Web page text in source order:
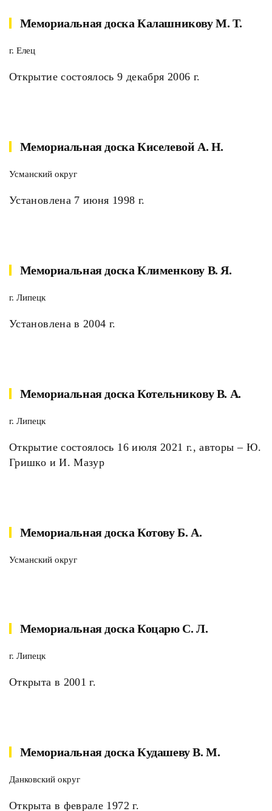
Мемориальная доска Калашникову М. Т.
г. Елец
Открытие состоялось 9 декабря 2006 г.
Мемориальная доска Киселевой А. Н.
Усманский округ
Установлена 7 июня 1998 г.
Мемориальная доска Клименкову В. Я.
г. Липецк
Установлена в 2004 г.
Мемориальная доска Котельникову В. А.
г. Липецк
Открытие состоялось 16 июля 2021 г., авторы – Ю.
Гришко и И. Мазур
Мемориальная доска Котову Б. А.
Усманский округ
Мемориальная доска Коцарю С. Л.
г. Липецк
Открыта в 2001 г.
Мемориальная доска Кудашеву В. М.
Данковский округ
Открыта в феврале 1972 г.